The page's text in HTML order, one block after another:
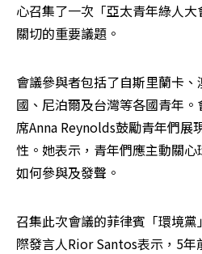
心召集了一次「亞太青年綠人
關切的重要議題。
會議參與者包括了自斯里蘭卡
國、尼泊爾及台灣等各國青年
席Anna Reynolds鼓勵青年們展
性。她表示，青年們應主動關
如何參與及發聲。
召集此次會議的菲律賓「環境
際發言人Rior Santos表示，5